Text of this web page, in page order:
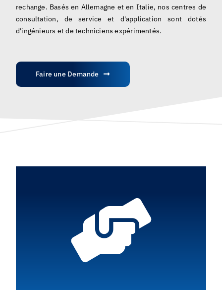
À propos
Contact
rechange. Basés en Allemagne et en Italie, nos centres de
consultation, de service et d'application sont dotés
d'ingénieurs et de techniciens expérimentés.
Faire une Demande